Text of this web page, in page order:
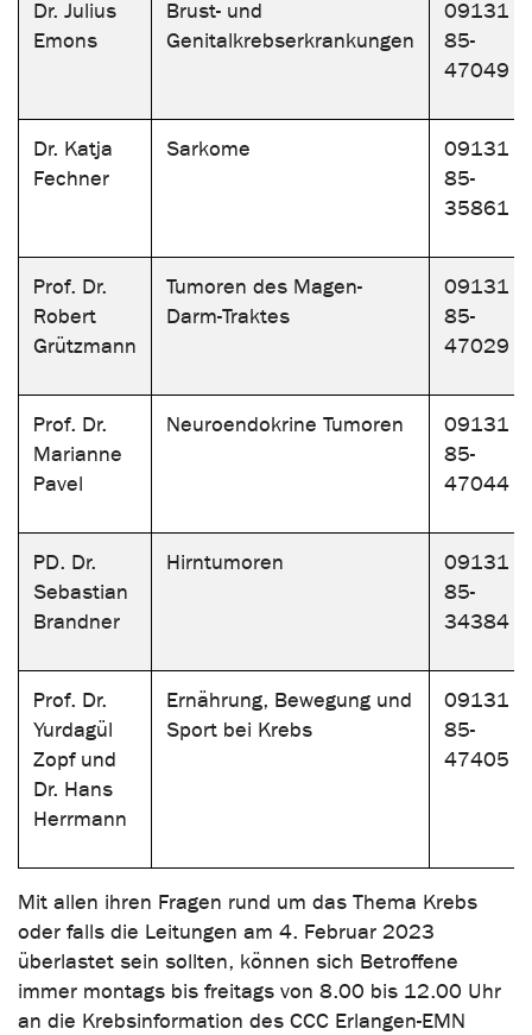
Dr. Julius
Emons
Brust- und
Genitalkrebserkrankungen
09131
85-
47049
Dr. Katja
Fechner
Sarkome
09131
85-
35861
Prof. Dr.
Robert
Grützmann
Tumoren des Magen-
Darm-Traktes
09131
85-
47029
Prof. Dr.
Marianne
Pavel
Neuroendokrine Tumoren
09131
85-
47044
PD. Dr.
Sebastian
Brandner
Hirntumoren
09131
85-
34384
Prof. Dr.
Yurdagül
Zopf und
Dr. Hans
Herrmann
Ernährung, Bewegung und
Sport bei Krebs
09131
85-
47405
Mit allen ihren Fragen rund um das Thema Krebs
oder falls die Leitungen am 4. Februar 2023
überlastet sein sollten, können sich Betroffene
immer montags bis freitags von 8.00 bis 12.00 Uhr
an die Krebsinformation des CCC Erlangen-EMN